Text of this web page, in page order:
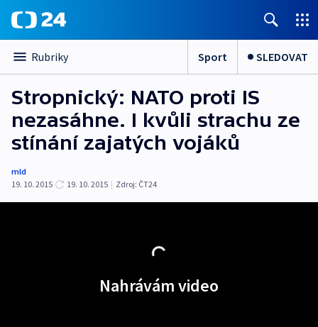
Rubriky Sport SLEDOVAT
Stropnický: NATO proti IS
nezasáhne. I kvůli strachu ze
stínání zajatých vojáků
mld
19. 10. 2015
19. 10. 2015 | Zdroj: ČT24
Nahrávám video